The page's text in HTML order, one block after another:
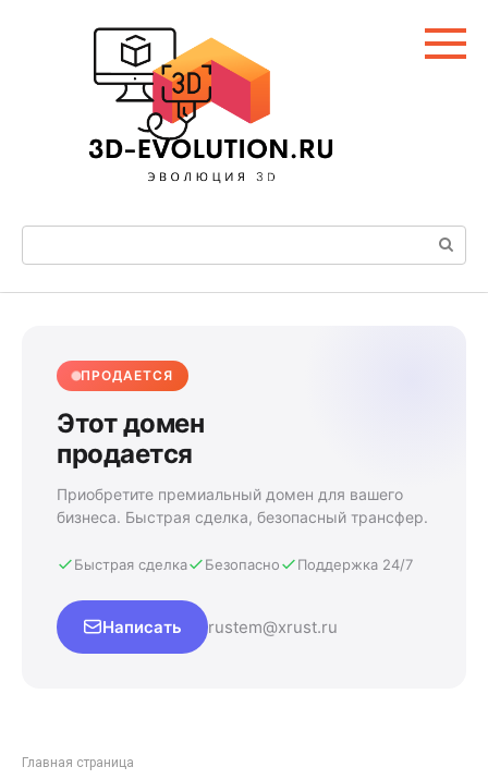
Поиск:
ПРОДАЕТСЯ
Этот домен
продается
Приобретите премиальный домен для вашего
бизнеса. Быстрая сделка, безопасный трансфер.
Быстрая сделка Безопасно Поддержка 24/7
Написать rustem@xrust.ru
Главная страница